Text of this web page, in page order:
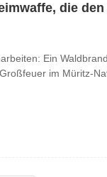
die
Ein
im Müritz-